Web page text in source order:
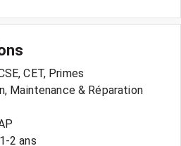
CET, Primes
Maintenance & Réparation
2 ans